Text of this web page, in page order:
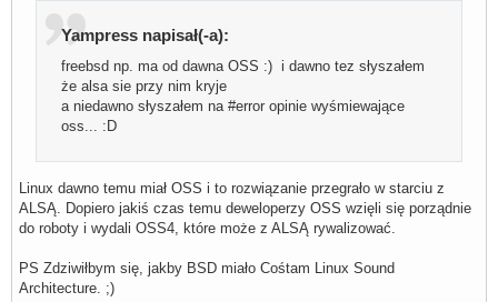
Yampress napisał(-a):
freebsd np. ma od dawna OSS :) i dawno tez słyszałem
że alsa sie przy nim kryje
a niedawno słyszałem na #error opinie wyśmiewające
oss... :D
Linux dawno temu miał OSS i to rozwiązanie przegrało w starciu z
ALSĄ. Dopiero jakiś czas temu deweloperzy OSS wzięli się porządnie
do roboty i wydali OSS4, które może z ALSĄ rywalizować.
PS Zdziwiłbym się, jakby BSD miało Cośtam Linux Sound
Architecture. ;)